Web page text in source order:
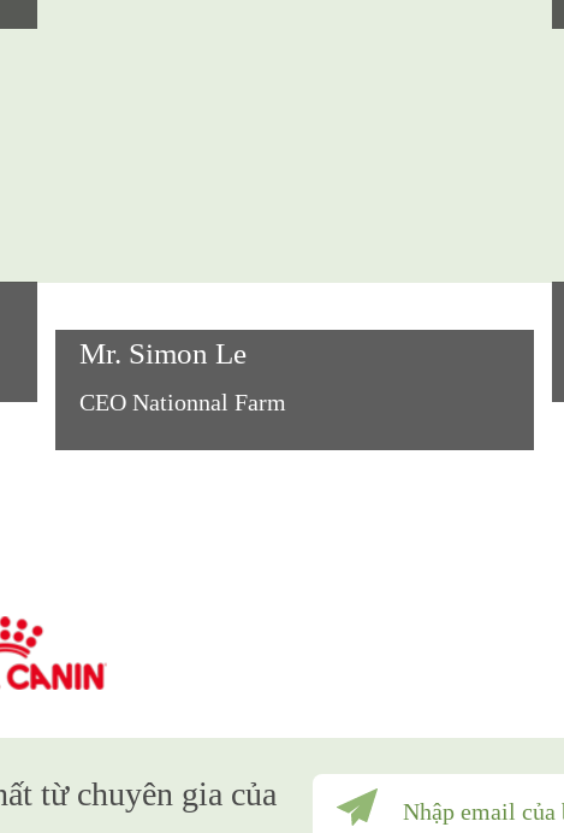
Mr. Simon Le
CEO Nationnal Farm
từ chuyên gia của